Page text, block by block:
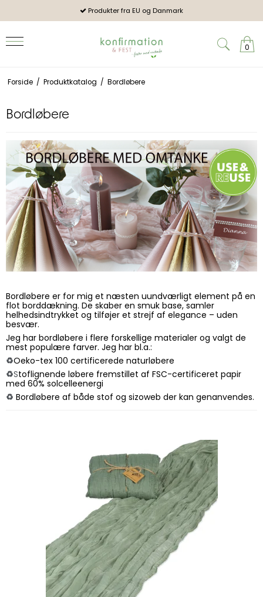
Produkter fra EU og Danmark
0
Forside / Produktkatalog / Bordløbere
Bordløbere
Bordløbere er for mig et næsten uundværligt element på en
flot borddækning. De skaber en smuk base, samler
helhedsindtrykket og tilføjer et strejf af elegance – uden
besvær.
Jeg har bordløbere i flere forskellige materialer og valgt de
mest populære farver. Jeg har bl.a.:
♻️Oeko-tex 100 certificerede naturløbere
♻️Stoflignende løbere fremstillet af FSC-certificeret papir
med 60% solcelleenergi
♻️ Bordløbere af både stof og sizoweb der kan genanvendes.